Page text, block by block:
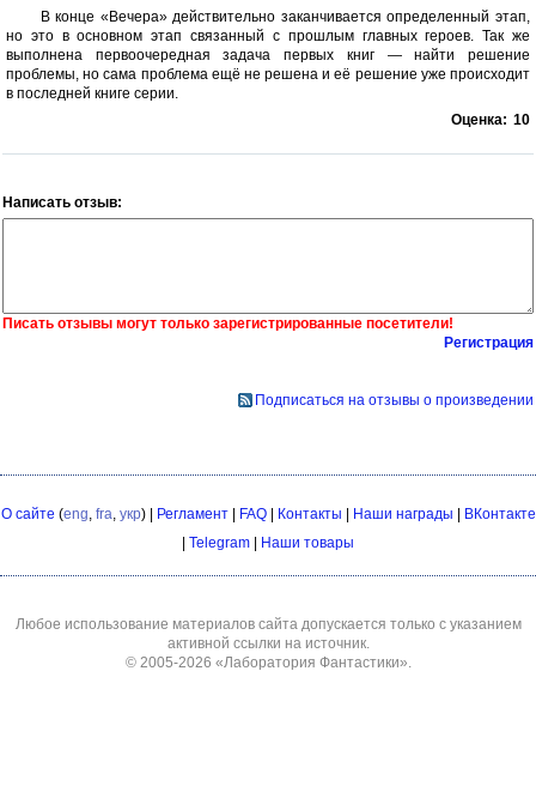
В конце «Вечера» действительно заканчивается определенный этап,
но это в основном этап связанный с прошлым главных героев. Так же
выполнена первоочередная задача первых книг — найти решение
проблемы, но сама проблема ещё не решена и её решение уже происходит
в последней книге серии.
Оценка: 10
Написать отзыв:
Писать отзывы могут только зарегистрированные посетители!
Регистрация
Подписаться на отзывы о произведении
О сайте (eng fra укр) | Регламент| FAQ| Контакты | Наши награды | ВКонтакте
| Telegram | Наши товары
Любое использование материалов сайта допускается только с указанием
активной ссылки на источник.
© 2005-2026 «Лаборатория Фантастики»